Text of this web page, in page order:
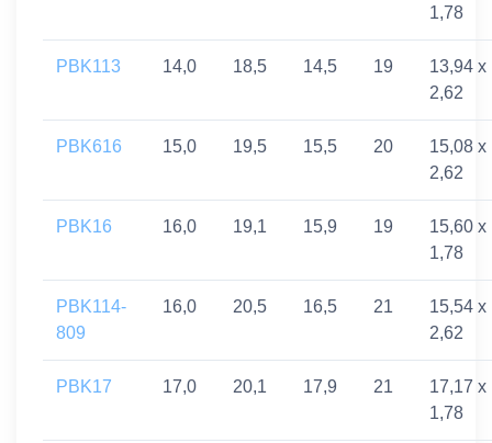
1,78
PBK113 14,0 18,5 14,5 19
13,94 x
2,62
PBK616 15,0 19,5 15,5 20
15,08 x
2,62
PBK16 16,0 19,1 15,9 19
15,60 x
1,78
PBK114-
809
16,0 20,5 16,5 21
15,54 x
2,62
PBK17 17,0 20,1 17,9 21
17,17 x
1,78